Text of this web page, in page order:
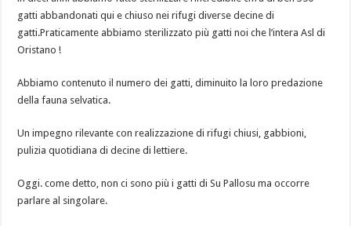
gatti abbandonati qui e chiuso nei rifugi diverse decine di
gatti.Praticamente abbiamo sterilizzato più gatti noi che l’intera Asl di
Oristano !
Abbiamo contenuto il numero dei gatti, diminuito la loro predazione
della fauna selvatica.
Un impegno rilevante con realizzazione di rifugi chiusi, gabbioni,
pulizia quotidiana di decine di lettiere.
Oggi. come detto, non ci sono più i gatti di Su Pallosu ma occorre
parlare al singolare.